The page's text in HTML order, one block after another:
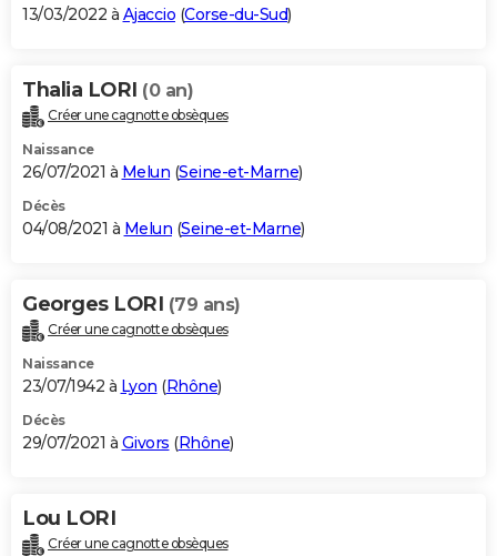
13/03/2022 à Ajaccio (Corse-du-Sud)
Thalia LORI (0 an)
Créer une cagnotte obsèques
Naissance
26/07/2021 à Melun (Seine-et-Marne)
Décès
04/08/2021 à Melun (Seine-et-Marne)
Georges LORI (79 ans)
Créer une cagnotte obsèques
Naissance
23/07/1942 à Lyon (Rhône)
Décès
29/07/2021 à Givors (Rhône)
Lou LORI
Créer une cagnotte obsèques